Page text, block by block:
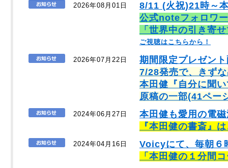
2026年08月01日
8/11 (火祝)21時～
公式noteフォロワ
「世界中の引き寄
ご視聴はこちらから！
2026年07月22日
期間限定プレゼン
7/28発売で、きず
本田健『自分に聞
原稿の一部(41ペー
2024年06月27日
本田健も愛用の電
『本田健の書斎』
2024年04月16日
Voicyにて、毎朝６
「本田健の１分間